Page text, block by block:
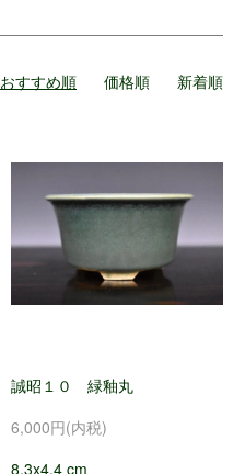
おすすめ順 価格順 新着順
誠昭１０ 緑釉丸
6,000円(内税)
8.3x4.4 cm